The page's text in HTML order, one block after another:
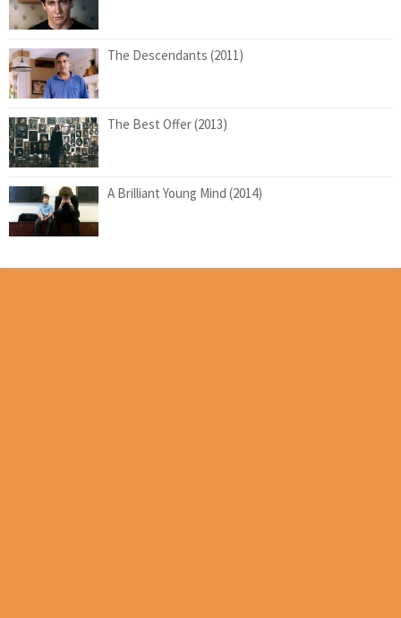
The Descendants (2011)
The Best Offer (2013)
A Brilliant Young Mind (2014)